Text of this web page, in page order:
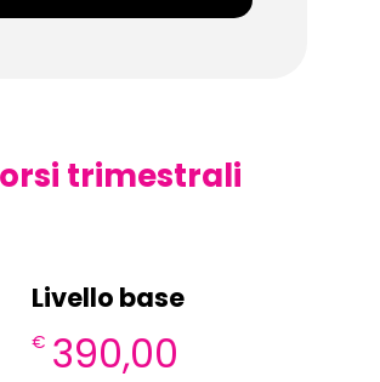
trimestrali
Livello base
€ 390,00